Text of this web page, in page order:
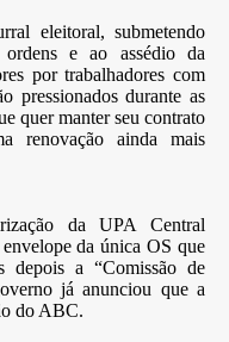
eleitoral, submetendo
ordens e ao assédio da
por trabalhadores com
pressionados durante as
quer manter seu contrato
renovação ainda mais
da UPA Central
da única OS que
depois a “Comissão de
já anunciou que a
do ABC.